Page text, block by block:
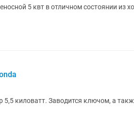
5 квт в отличном состоянии из
5,5 киловатт. Заводится ключом, а